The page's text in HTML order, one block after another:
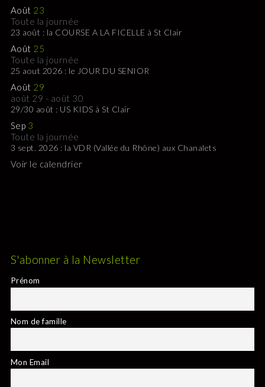
Août 23
Toute la journée
23 août : la COURSE A LA FICELLE à St Clair
Août 25
Toute la journée
25 aout 2026 : le JOUR DU SENIOR
Août 29
août 29 - août 30
29/30 août : US KIDS à St Clair
Sep 3
Toute la journée
3 sept. 2026 : la VDR (Vallée du Rhône) aux Chanalets
Voir le calendrier
S'abonner à la Newsletter
Prénom
Nom de famille
Mon Email